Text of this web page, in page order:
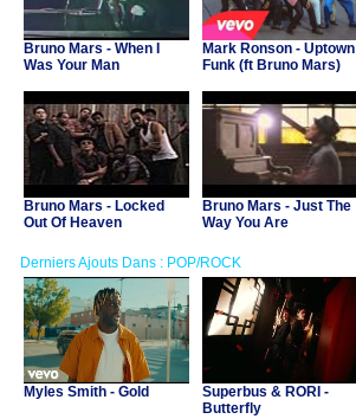
Bruno Mars - When I
Was Your Man
Mark Ronson - Uptown
Funk (ft Bruno Mars)
Bruno Mars - Locked
Out Of Heaven
Bruno Mars - Just The
Way You Are
Derniers Ajouts Dans : POP/ROCK
Myles Smith - Gold
Superbus & RORI -
Butterfly